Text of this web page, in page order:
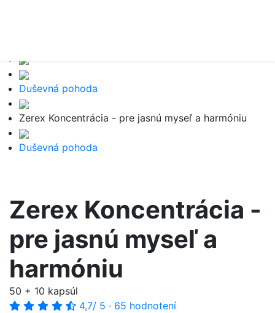
Duševná pohoda
Zerex Koncentrácia - pre jasnú myseľ a harmóniu
Duševná pohoda
Zerex Koncentrácia -
pre jasnú myseľ a
harmóniu
50 + 10 kapsúl
4,7/ 5 · 65 hodnotení